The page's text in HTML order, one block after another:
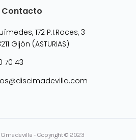
Contacto
172 P.I.Roces, 3
Gijón (ASTURIAS)
70 43
- Copyright © 2023